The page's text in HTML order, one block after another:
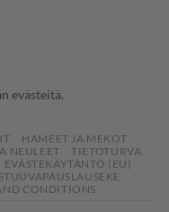
evästeitä.
HAMEET JA MEKOT
NEULEET
TIETOTURVA
EVÄSTEKÄYTÄNTÖ (EU)
CONDITIONS